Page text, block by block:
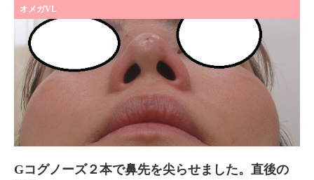
オメガVL
Gコグノーズ２本で鼻先を尖らせました。直後の